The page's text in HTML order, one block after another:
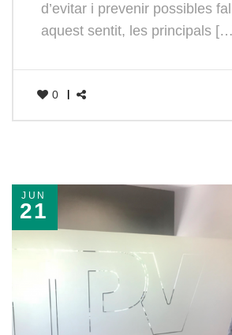
d’evitar i prevenir possibles
aquest sentit, les principals
0
JUN
21